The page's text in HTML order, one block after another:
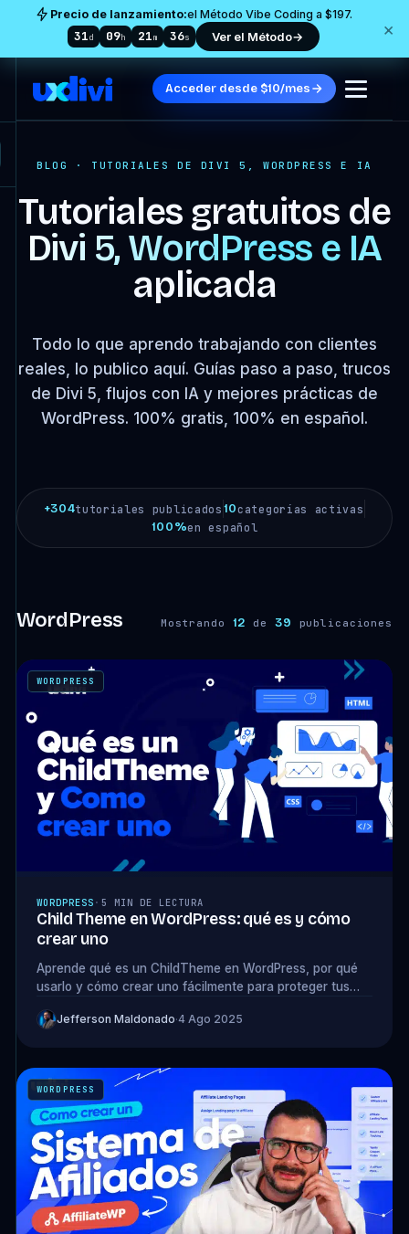
Precio de lanzamiento:el Método Vibe Coding a $197.
31d 09h 21m 35s Ver el Método→ ×
Acceder desde $10/mes
BLOG · TUTORIALES DE DIVI 5, WORDPRESS E IA
Tutoriales gratuitos de
Divi 5, WordPress e IA
aplicada
Todo lo que aprendo trabajando con clientes
reales, lo publico aquí. Guías paso a paso, trucos
de Divi 5, flujos con IA y mejores prácticas de
WordPress. 100% gratis, 100% en español.
+304tutoriales publicados 10categorías activas
100%en español
WordPress Mostrando 12 de 39 publicaciones
WORDPRESS
WORDPRESS · 5 MIN DE LECTURA
Child Theme en WordPress: qué es y cómo
crear uno
Aprende qué es un ChildTheme en WordPress, por qué
usarlo y cómo crear uno fácilmente para proteger tus
Jefferson Maldonado·4 Ago 2025
WORDPRESS